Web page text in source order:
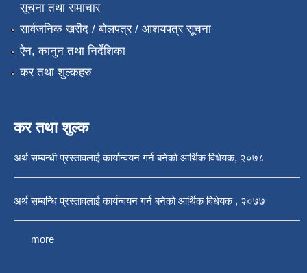
सूचना तथा समाचार
सार्वजनिक खरीद / बोलपत्र / आशयपत्र सूचना
ऐन, कानुन तथा निर्देशिका
कर तथा शुल्कहरु
कर तथा शुल्क
अर्थ सम्बन्धी प्रस्तावलाई कार्यान्वयन गर्न बनेको आर्थिक विधेयक, २०७८
अर्थ सम्बन्धि प्रस्तावलाई कार्यन्वयन गर्न बनेको आर्थिक विधेयक , २०७७
more